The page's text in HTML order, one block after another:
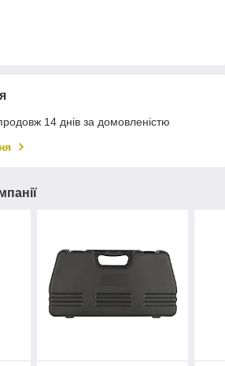
14 днів за домовленістю